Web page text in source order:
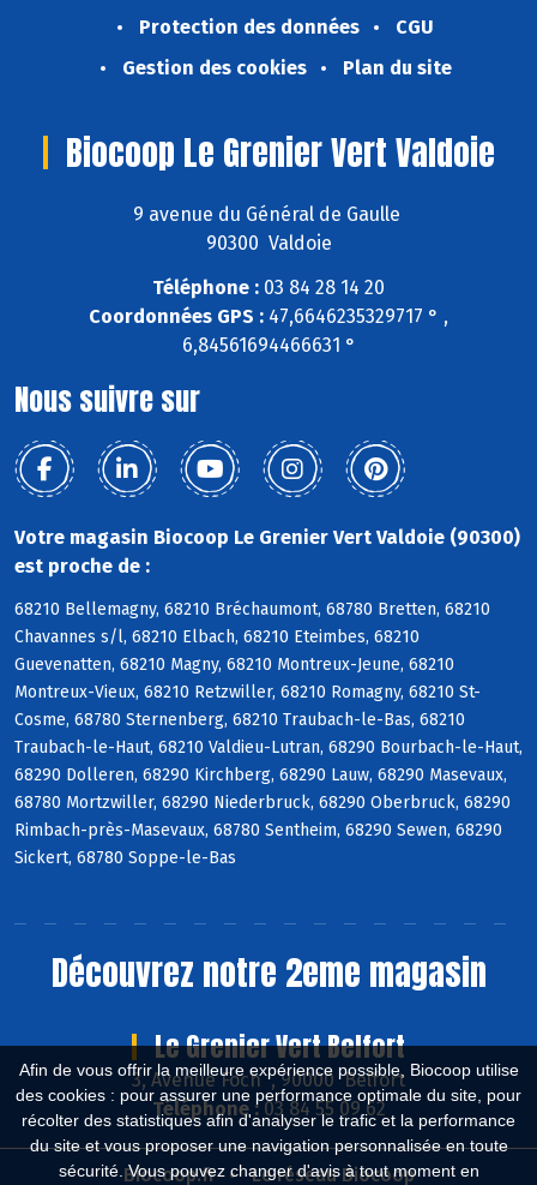
Afin de vous offrir la meilleure expérience possible, Biocoop utilise
des cookies : pour assurer une performance optimale du site, pour
récolter des statistiques afin d'analyser le trafic et la performance
du site et vous proposer une navigation personnalisée en toute
sécurité. Vous pouvez changer d'avis à tout moment en
Protection des données
CGU
Gestion des cookies
Plan du site
Biocoop Le Grenier Vert Valdoie
9 avenue du Général de Gaulle
90300 Valdoie
Téléphone : 03 84 28 14 20
Coordonnées GPS : 47,6646235329717 ° ,
6,84561694466631 °
Nous suivre sur
Votre magasin Biocoop Le Grenier Vert Valdoie (90300)
est proche de :
68210 Bellemagny, 68210 Bréchaumont, 68780 Bretten, 68210
Chavannes s/l, 68210 Elbach, 68210 Eteimbes, 68210
Guevenatten, 68210 Magny, 68210 Montreux-Jeune, 68210
Montreux-Vieux, 68210 Retzwiller, 68210 Romagny, 68210 St-
Cosme, 68780 Sternenberg, 68210 Traubach-le-Bas, 68210
Traubach-le-Haut, 68210 Valdieu-Lutran, 68290 Bourbach-le-Haut,
68290 Dolleren, 68290 Kirchberg, 68290 Lauw, 68290 Masevaux,
68780 Mortzwiller, 68290 Niederbruck, 68290 Oberbruck, 68290
Rimbach-près-Masevaux, 68780 Sentheim, 68290 Sewen, 68290
Sickert, 68780 Soppe-le-Bas
Découvrez notre 2eme magasin
Le Grenier Vert Belfort
3, Avenue Foch , 90000 Belfort
Téléphone :03 84 55 09 62
Biocoop.fr Le réseau Biocoop